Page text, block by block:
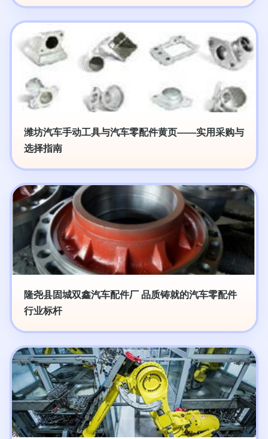
潍坊汽车手动工具与汽车零配件黄页——实用采购与
选择指南
隆尧县固城双鑫汽车配件厂 品质铸就的汽车零配件
行业标杆